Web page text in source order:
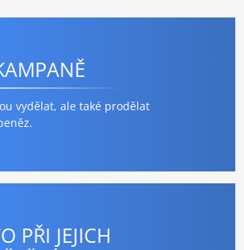
vydělat, ale také prodělat
PŘI JEJICH